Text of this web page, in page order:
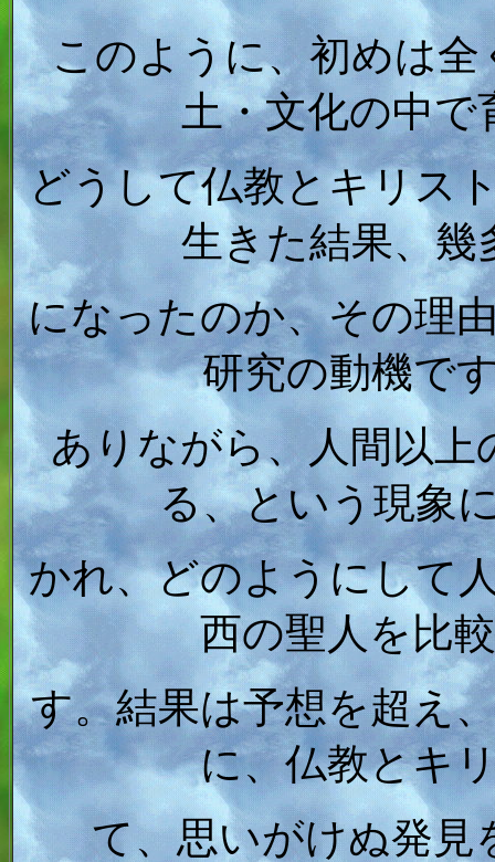
このように、初めは
土・文化の中
どうして仏教とキリス
生きた結果、幾
になったのか、その理
研究の動機で
ありながら、人間以
る、という現象
かれ、どのようにして
西の聖人を比
す。結果は予想を超え
に、仏教とキ
て、思いがけぬ発